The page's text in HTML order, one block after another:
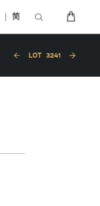
简
LOT 3241